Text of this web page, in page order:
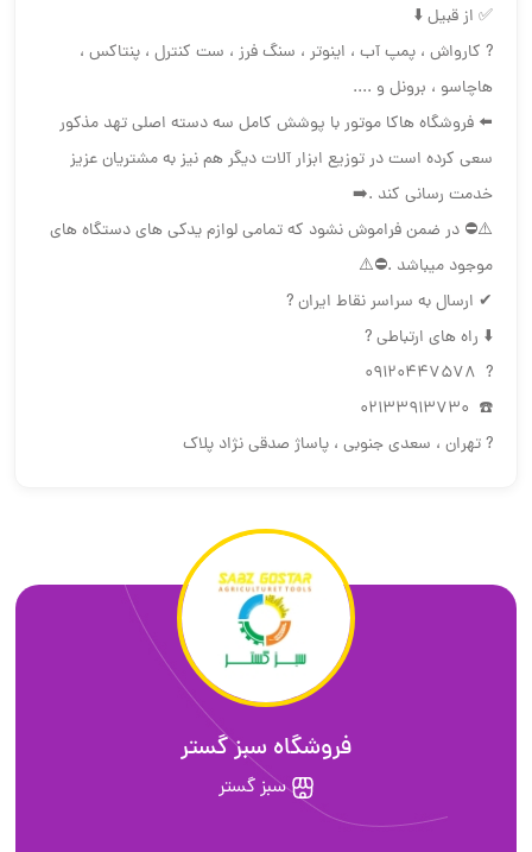
✅ از قبیل ⬇️
?️ کارواش ، پمپ آب ، اینوتر ، سنگ فرز ، ست کنترل ، پنتاکس ،
هاچاسو ، برونل و ....
⬅️ فروشگاه هاکا موتور با پوشش کامل سه دسته اصلی تهد مذکور
سعی کرده است در توزیع ابزار آلات دیگر هم نیز به مشتریان عزیز
خدمت رسانی کند .➡️
⚠️⛔ در ضمن فراموش نشود که تمامی لوازم یدکی های دستگاه های
موجود میباشد .⛔⚠️
✔ ارسال به سراسر نقاط ایران ?
⬇️ راه های ارتباطی ?
? 09120447578
☎️ 02133913730
? تهران ، سعدی جنوبی ، پاساژ صدقی نژاد پلاک
فروشگاه سبز گستر
سبز گستر